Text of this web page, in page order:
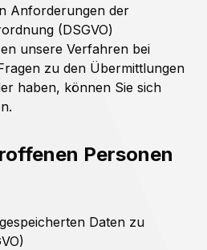
Anforderungen der
(DSGVO)
unsere Verfahren bei
zu den Übermittlungen
haben, können Sie sich
Personen
Daten zu